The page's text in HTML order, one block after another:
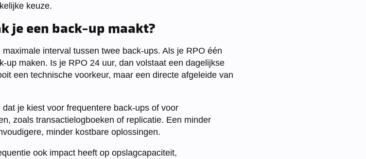
keuze.
je een back-up maakt?
interval tussen twee back-ups. Als je RPO één
up maken. Is je RPO 24 uur, dan volstaat een dagelijkse
een technische voorkeur, maar een directe afgeleide van
je kiest voor frequentere back-ups of voor
zoals transactielogboeken of replicatie. Een minder
minder kostbare oplossingen.
ook impact heeft op opslagcapaciteit,